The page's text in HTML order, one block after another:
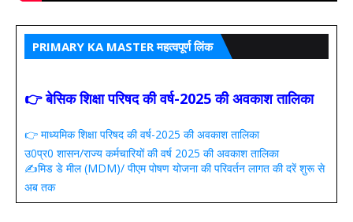
PRIMARY KA MASTER महत्वपूर्ण लिंक
👉 बेसिक शिक्षा परिषद की वर्ष-2025 की अवकाश तालिका
👉 माध्यमिक शिक्षा परिषद की वर्ष-2025 की अवकाश तालिका
उ0प्र0 शासन/राज्य कर्मचारियों की वर्ष 2025 की अवकाश तालिका
✍️मिड डे मील (MDM)/ पीएम पोषण योजना की परिवर्तन लागत की दरें शुरू से
अब तक